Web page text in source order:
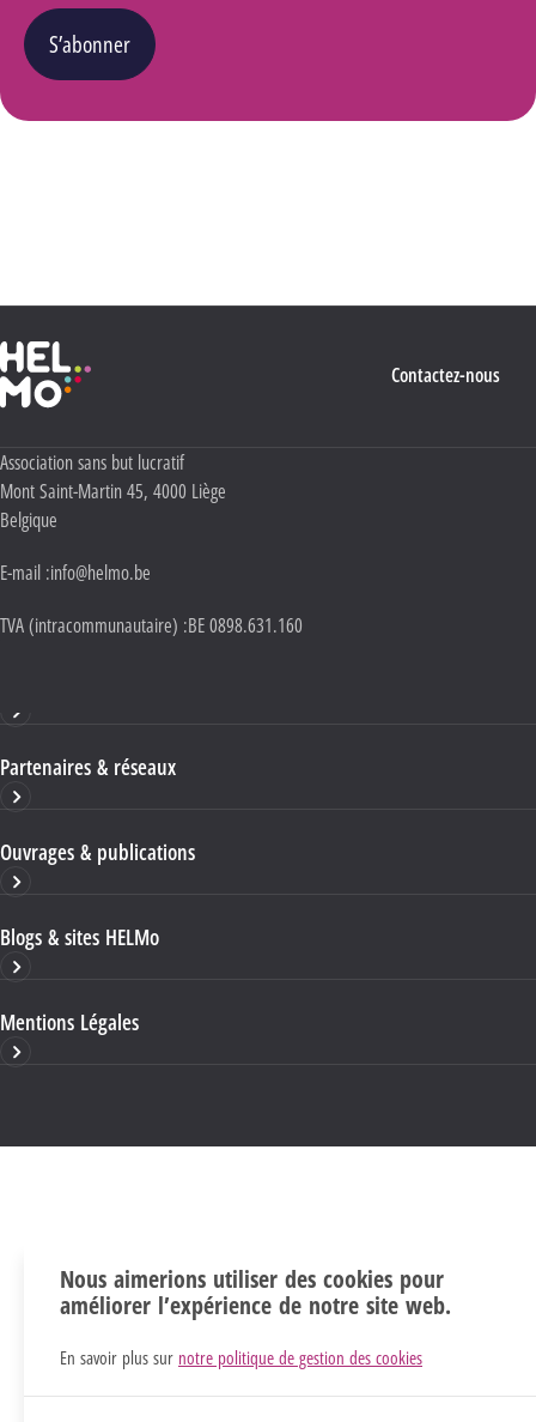
S’abonner
Haute École Libre Mosane
Contactez-nous
Adresse :
Association sans but lucratif
Mont Saint-Martin 45, 4000 Liège
Belgique
E-mail :info@helmo.be
TVA (intracommunautaire) :BE 0898.631.160
Partenaires & réseaux
Ouvrages & publications
Blogs & sites HELMo
Mentions Légales
Nous aimerions utiliser des cookies pour
améliorer l’expérience de notre site web.
En savoir plus sur notre politique de gestion des cookies